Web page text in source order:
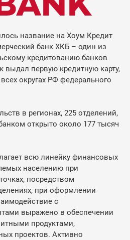
название на Хоум Кредит
банк ХКБ – один из
кредитованию банков
выдал первую кредитную карту,
округах РФ федерального
в регионах, 225 отделений,
открыто около 177 тысяч
всю линейку финансовых
населению при
посредством
при оформлении
с
выражено в обеспечении
продуктами,
проектов. Активно